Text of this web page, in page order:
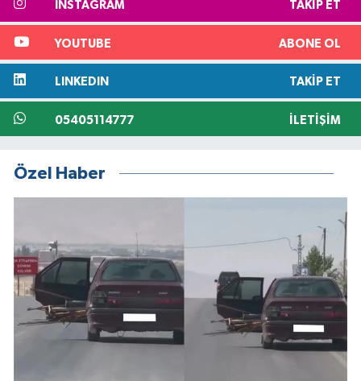
INSTAGRAM TAKIP ET
YOUTUBE ABONE OL
LINKEDIN TAKIP ET
05405114777 İLETIŞIM
Özel Haber